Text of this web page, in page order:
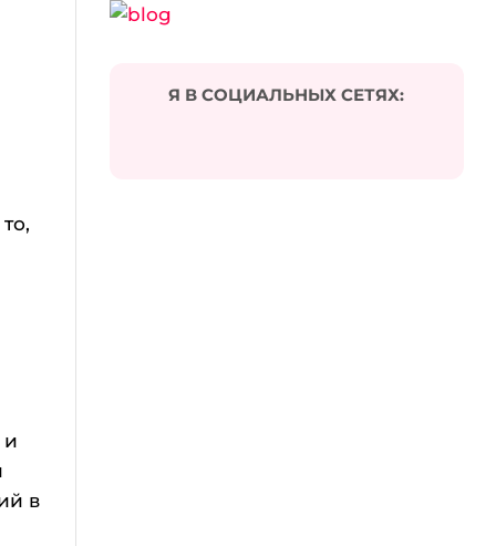
и
в
Я В СОЦИАЛЬНЫХ СЕТЯХ: